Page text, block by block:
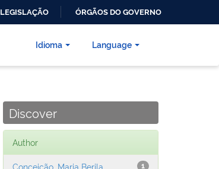
LEGISLAÇÃO ÓRGÃOS DO GOVERNO
Language
Idioma
Discover
Author
1
Conceição, Maria Berila